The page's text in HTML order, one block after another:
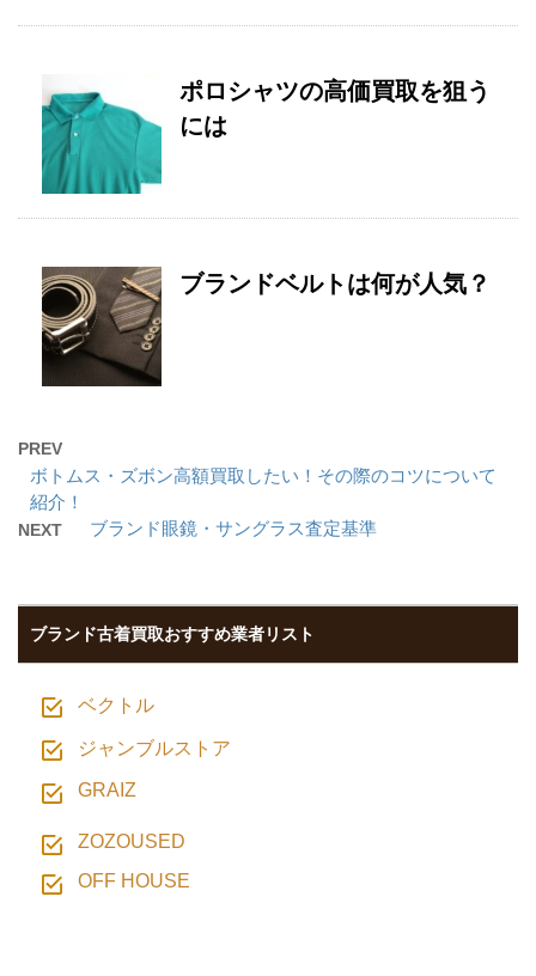
ポロシャツの高価買取を狙う
には
ブランドベルトは何が人気？
PREV
ボトムス・ズボン高額買取したい！その際のコツについて
紹介！
NEXT ブランド眼鏡・サングラス査定基準
ブランド古着買取おすすめ業者リスト
ベクトル
ジャンブルストア
GRAIZ
ZOZOUSED
OFF HOUSE